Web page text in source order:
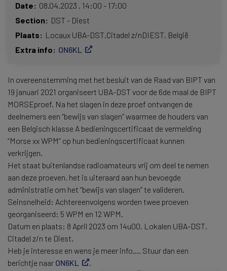
Date 08.04.2023 , 14:00 - 17:00
Section
DST - Diest
Plaats
Locaux UBA-DST,Citadel z/nDIEST België
Extra info
ON6KL
In overeenstemming met het besluit van de Raad van BIPT van
19 januari 2021 organiseert UBA-DST voor de 6de maal de BIPT
MORSEproef. Na het slagen in deze proef ontvangen de
deelnemers een “bewijs van slagen” waarmee de houders van
een Belgisch klasse A bedieningscertificaat de vermelding
“Morse xx WPM” op hun bedieningscertificaat kunnen
verkrijgen.
Het staat buitenlandse radioamateurs vrij om deel te nemen
aan deze proeven, het is uiteraard aan hun bevoegde
administratie om het “bewijs van slagen” te valideren.
Seinsnelheid: Achtereenvolgens worden twee proeven
georganiseerd: 5 WPM en 12 WPM.
Datum en plaats: 8 April 2023 om 14u00, Lokalen UBA-DST,
Citadel z/n te Diest.
Heb je interesse en wens je meer info…. Stuur dan een
berichtje naar ON6KL .